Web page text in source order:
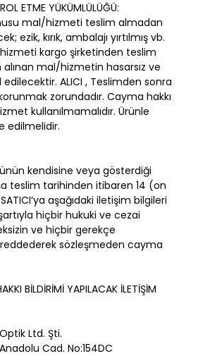
ETME YÜKÜMLÜLÜĞÜ:
mal/hizmeti teslim almadan
ezik, kırık, ambalajı yırtılmış vb.
hizmeti kargo şirketinden teslim
mal/hizmetin hasarsız ve
ALICI , Teslimden sonra
zorundadır. Cayma hakkı
kullanılmamalıdır. Ürünle
edilmelidir.
kendisine veya gösterdiği
teslim tarihinden itibaren 14 (on
aşağıdaki iletişim bilgileri
hiçbir hukuki ve cezai
ve hiçbir gerekçe
sözleşmeden cayma
BİLDİRİMİ YAPILACAK İLETİŞİM
Ltd. Şti.
Cad. No:154DC